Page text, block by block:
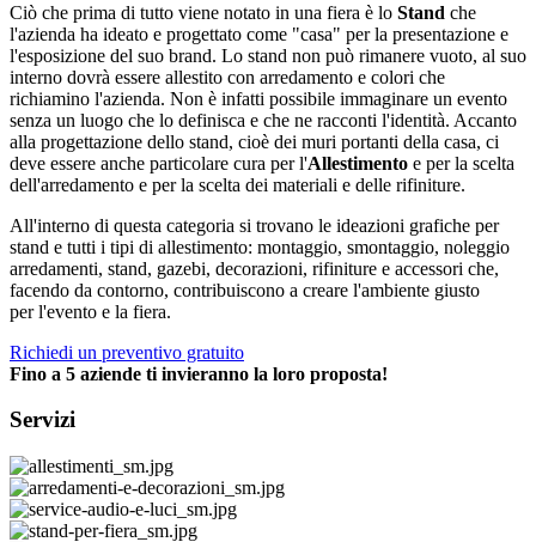
Ciò che prima di tutto viene notato in una fiera è lo Stand che
l'azienda ha ideato e progettato come "casa" per la presentazione e
l'esposizione del suo brand. Lo stand non può rimanere vuoto, al suo
interno dovrà essere allestito con arredamento e colori che
richiamino l'azienda. Non è infatti possibile immaginare un evento
senza un luogo che lo definisca e che ne racconti l'identità. Accanto
alla progettazione dello stand, cioè dei muri portanti della casa, ci
deve essere anche particolare cura per l'Allestimento e per la scelta
dell'arredamento e per la scelta dei materiali e delle rifiniture.
All'interno di questa categoria si trovano le ideazioni grafiche per
stand e tutti i tipi di allestimento: montaggio, smontaggio, noleggio
arredamenti, stand, gazebi, decorazioni, rifiniture e accessori che,
facendo da contorno, contribuiscono a creare l'ambiente giusto
per l'evento e la fiera.
Richiedi un preventivo gratuito
Fino a 5 aziende ti invieranno la loro proposta!
Servizi